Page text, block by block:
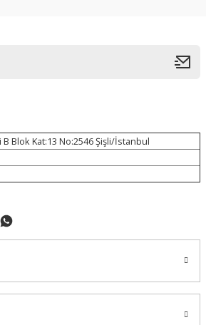
Blok Kat:13 No:2546 Şişli/İstanbul